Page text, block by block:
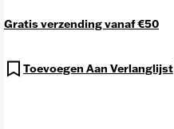
Gratis verzending vanaf €50
Toevoegen Aan Verlanglijst